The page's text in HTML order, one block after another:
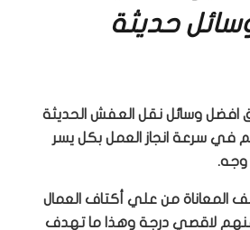
حديثة
افضل وسائل نقل العفش الحديثة
في سرعة انجاز العمل بكل يسر
من علي أكتاف العمال
لاقصي درجة وهذا ما تهدف